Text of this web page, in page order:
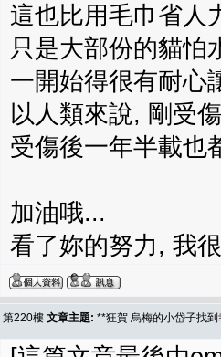
這也比用毛巾省人
只是大部份的貓怕
一開始得很有耐心
以人類來說, 剛受
受傷後一年半載也
加油哦...
看了妳的努力, 我
第220樓 文章主題: **狂賀 烏梅的小岱子找